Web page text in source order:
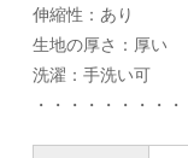
伸縮性：あり
生地の厚さ：厚い
洗濯：手洗い可
・・・・・・・・